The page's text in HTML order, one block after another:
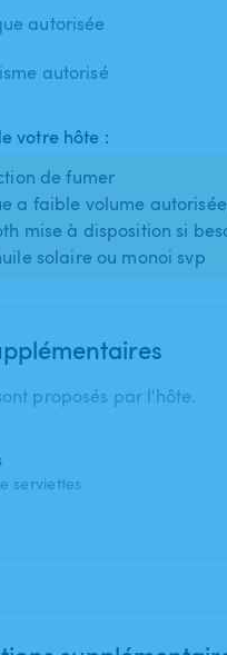
autorisée
autorisé
votre hôte :
de fumer
a faible volume
mise à disposition si
proposés par l'hôte.
serviettes